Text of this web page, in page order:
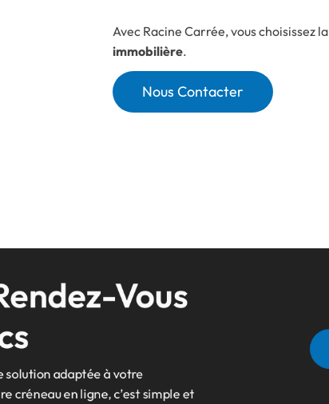
Avec Racine Carrée, vous choisissez la
immobilière.
Nous Contacter
Vous
solution adaptée à votre
créneau en ligne, c’est simple et